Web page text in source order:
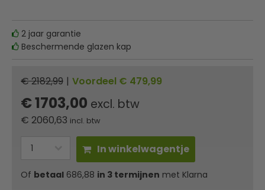
2 jaar garantie
Beschermende glazen kap
€ 2182,99 | Voordeel € 479,99
€ 1703,00 excl. btw
€ 2060,63 incl. btw
In winkelwagentje
Of betaal 686,88 in 3 termijnen met Klarna